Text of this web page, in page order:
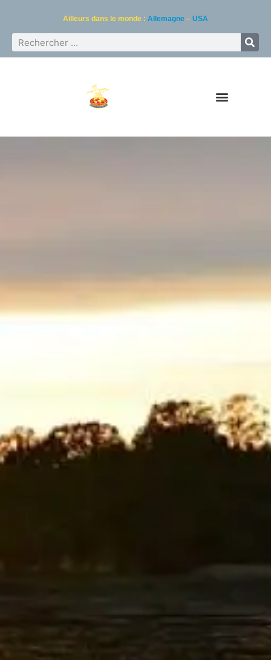
Ailleurs dans le monde : Allemagne – USA